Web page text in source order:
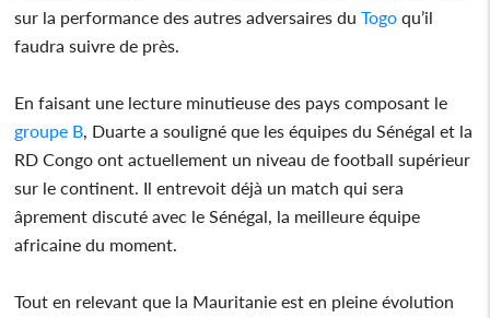
sur la performance des autres adversaires duTogo qu’il
faudra suivre de près.
En faisant une lecture minutieuse des pays composant le
groupe B, Duarte a souligné que les équipes du Sénégal et la
RD Congo ont actuellement un niveau de football supérieur
sur le continent. Il entrevoit déjà un match qui sera
âprement discuté avec le Sénégal, la meilleure équipe
africaine du moment.
Tout en relevant que la Mauritanie est en pleine évolution